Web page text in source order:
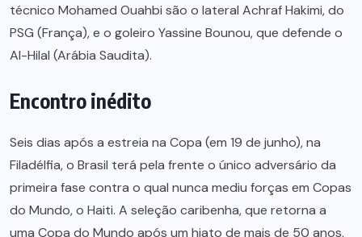
técnico Mohamed Ouahbi são o lateral Achraf Hakimi, do
PSG (França), e o goleiro Yassine Bounou, que defende o
Al-Hilal (Arábia Saudita).
Encontro inédito
Seis dias após a estreia na Copa (em 19 de junho), na
Filadélfia, o Brasil terá pela frente o único adversário da
primeira fase contra o qual nunca mediu forças em Copas
do Mundo, o Haiti. A seleção caribenha, que retorna a
uma Copa do Mundo após um hiato de mais de 50 anos,